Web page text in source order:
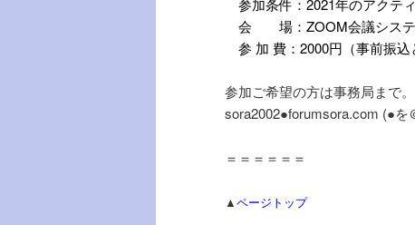
参加条件：2021年のアクテ
会 場：ZOOM会議シス
参 加 費：2000円（事前振込
参加ご希望の方は事務局まで。
sora2002●forumsora.com (●を
＝＝＝＝＝＝
▲ページトップ